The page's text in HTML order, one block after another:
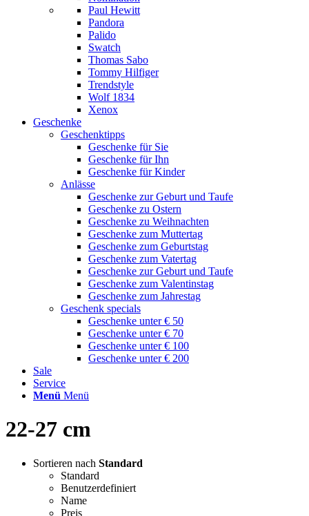
Paul Hewitt
Pandora
Palido
Swatch
Thomas Sabo
Tommy Hilfiger
Trendstyle
Wolf 1834
Xenox
Geschenke
Geschenktipps
Geschenke für Sie
Geschenke für Ihn
Geschenke für Kinder
Anlässe
Geschenke zur Geburt und Taufe
Geschenke zu Ostern
Geschenke zu Weihnachten
Geschenke zum Muttertag
Geschenke zum Geburtstag
Geschenke zum Vatertag
Geschenke zur Geburt und Taufe
Geschenke zum Valentinstag
Geschenke zum Jahrestag
Geschenk specials
Geschenke unter € 50
Geschenke unter € 70
Geschenke unter € 100
Geschenke unter € 200
Sale
Service
Menü Menü
22-27 cm
Sortieren nach Standard
Standard
Benutzerdefiniert
Name
Preis